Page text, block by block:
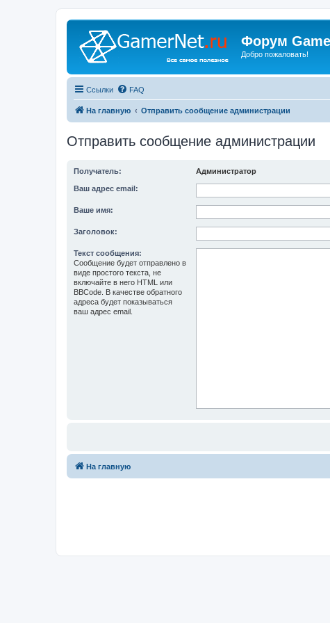
Форум
Добро пожаловать!
Ссылки FAQ
На главную Отправить сообщение администрации
Отправить сообщение администрации
Получатель: Администратор
Ваш адрес email:
Ваше имя:
Заголовок:
Текст сообщения:
Сообщение будет отправлено в
виде простого текста, не
включайте в него HTML или
BBCode. В качестве обратного
адреса будет показываться
ваш адрес email.
На главную